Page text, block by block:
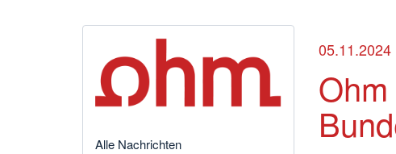
05.11.2024
Alle Nachrichten